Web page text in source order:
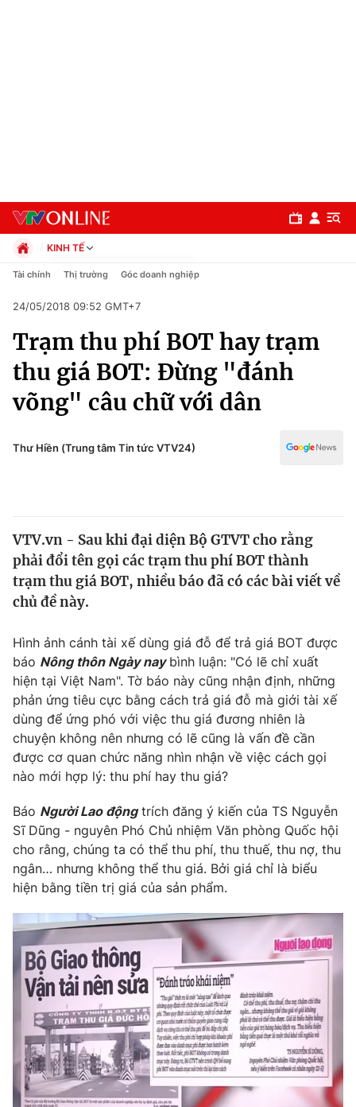
Chuyên mục
Chính trị
Xã hội
Pháp luật
Thế giới
Tin tức
Thế giới đó đây
Câu chuyện quốc tế
Kinh tế
Thị trường
Góc doanh nghiệp
Dữ liệu và đời sống
Truyền hình
Phim VTV
Hậu trường
Nhân vật
Khán giả
Giải sao mai
Giải trí
Điện ảnh
Sao
Đời sống
Du lịch
Làm đẹp
Chất lượng cuộc sống
Giáo dục
Tuyển sinh
Học trực tuyến
Công nghệ
Sản phẩm
Thị trường
Tư vấn
Giao lưu trực tuyến
Lịch phát sóng
Chuyên mục khác
Emagazine Podcast
Photo Infographic
KINH TẾ
Chính trị
Pháp luật
Kinh tế
Thể thao
Truyền hình
Văn hóa - Giải trí
Y tế
Công nghệ
Tài chính Thị trường Góc doanh nghiệp
24/05/2018 09:52 GMT+7
Trạm thu phí BOT hay trạm
thu giá BOT: Đừng "đánh
võng" câu chữ với dân
Thư Hiền (Trung tâm Tin tức VTV24)
VTV.vn - Sau khi đại diện Bộ GTVT cho rằng
phải đổi tên gọi các trạm thu phí BOT thành
trạm thu giá BOT, nhiều báo đã có các bài viết về
chủ đề này.
Hình ảnh cánh tài xế dùng giá đỗ để trả giá BOT được
báo Nông thôn Ngày naybình luận: "Có lẽ chỉ xuất
hiện tại Việt Nam". Tờ báo này cũng nhận định, những
phản ứng tiêu cực bằng cách trả giá đỗ mà giới tài xế
dùng để ứng phó với việc thu giá đương nhiên là
chuyện không nên nhưng có lẽ cũng là vấn đề cần
được cơ quan chức năng nhìn nhận về việc cách gọi
nào mới hợp lý: thu phí hay thu giá?
Báo Người Lao độngtrích đăng ý kiến của TS Nguyễn
Sĩ Dũng - nguyên Phó Chủ nhiệm Văn phòng Quốc hội
cho rằng, chúng ta có thể thu phí, thu thuế, thu nợ, thu
ngân… nhưng không thể thu giá. Bởi giá chỉ là biểu
hiện bằng tiền trị giá của sản phẩm.